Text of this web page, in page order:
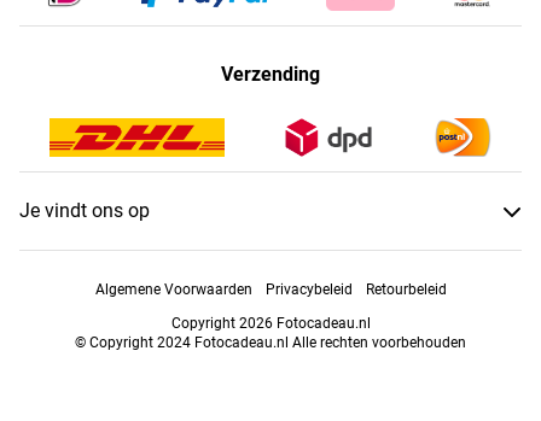
Verzending
Je vindt ons op
Algemene Voorwaarden Privacybeleid
Retourbeleid
Copyright 2026 Fotocadeau.nl
© Copyright 2024 Fotocadeau.nl Alle rechten voorbehouden